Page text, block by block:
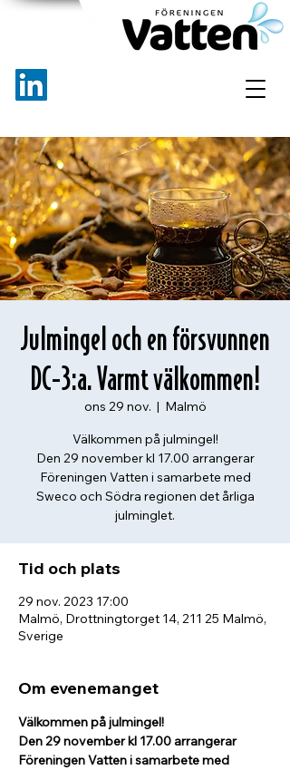
Julmingel och en försvunnen
DC-3:a. Varmt välkommen!
ons 29 nov.
  |
Malmö
Välkommen på julmingel!
Den 29 november kl 17.00 arrangerar
Föreningen Vatten i samarbete med
Sweco och Södra regionen det årliga
Tid och plats
29 nov. 2023 17:00
Malmö, Drottningtorget 14, 211 25 Malmö,
Sverige
Om evenemanget
Välkommen på julmingel!
Den 29 november kl 17.00 arrangerar
Föreningen Vatten i samarbete med